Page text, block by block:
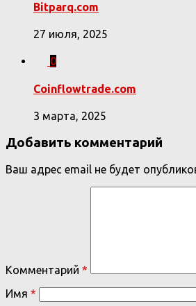
Bitparq.com
27 июля, 2025
0
Coinflowtrade.com
3 марта, 2025
Добавить комментарий
Ваш адрес email не будет
Комментарий *
Имя *